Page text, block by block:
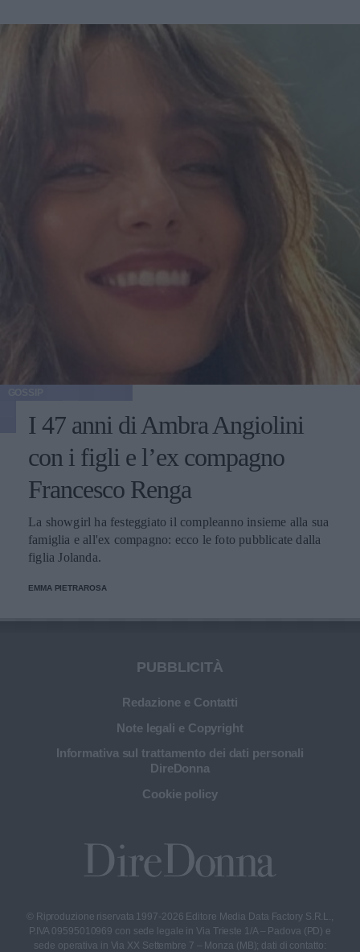
I 47 anni di Ambra Angiolini
con i figli e l’ex compagno
Francesco Renga
La showgirl ha festeggiato il compleanno insieme alla sua
famiglia e all'ex compagno: ecco le foto pubblicate dalla
figlia Jolanda.
EMMA PIETRAROSA
PUBBLICITÀ
Redazione e Contatti
Note legali e Copyright
Informativa sul trattamento dei dati personali
DireDonna
Cookie policy
© Riproduzione riservata 1997-2026 Editore Media Data Factory S.R.L.,
P.IVA 09595010969 con sede legale in Via Trieste 1/A – Padova (PD) e
sede operativa in Via XX Settembre 7 – Monza (MB); dati di contatto: